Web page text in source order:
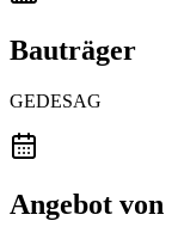
Bauträger
GEDESAG
Angebot von